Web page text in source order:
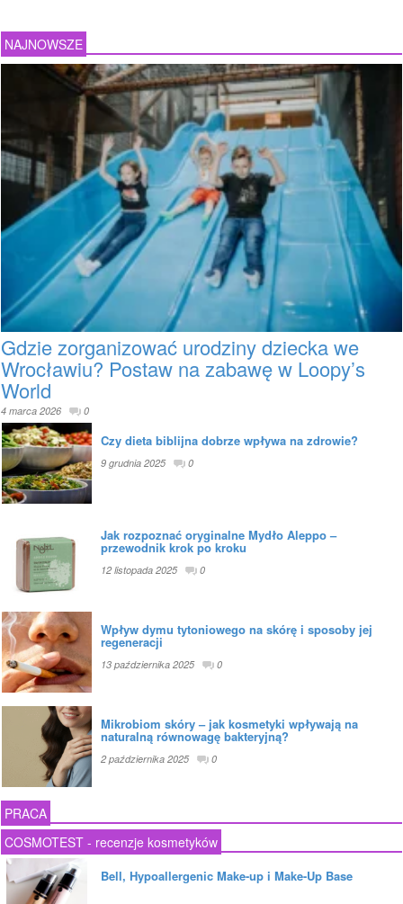
NAJNOWSZE
Gdzie zorganizować urodziny dziecka we
Wrocławiu? Postaw na zabawę w Loopy’s
World
4 marca 2026 0
Czy dieta biblijna dobrze wpływa na zdrowie?
9 grudnia 2025 0
Jak rozpoznać oryginalne Mydło Aleppo –
przewodnik krok po kroku
12 listopada 2025 0
Wpływ dymu tytoniowego na skórę i sposoby jej
regeneracji
13 października 2025 0
Mikrobiom skóry – jak kosmetyki wpływają na
naturalną równowagę bakteryjną?
2 października 2025 0
PRACA
COSMOTEST - recenzje kosmetyków
Bell, Hypoallergenic Make-up i Make-Up Base